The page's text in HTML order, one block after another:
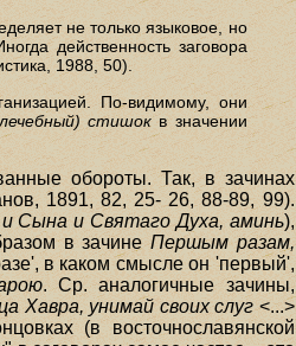
не только языковое, но
действенность заговора
1988, 50).
По-видимому, они
стишокв значении
обороты. Так, в зачинах
1891, 82, 25- 26, 88-89, 99).
Сына и Святаго Духа, аминь),
в зачинеПершым разам,
в каком смысле он 'первый',
. Ср. аналогичные зачины,
Хавра, унимай своих слуг<...>
(в восточнославянской